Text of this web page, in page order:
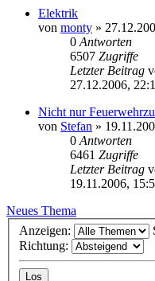
Elektrik
von monty »
0 Antworten
6507 Zugriffe
Letzter Beitrag
27.12.2006,
Nicht nur
von Stefan »
0 Antworten
6461 Zugriffe
Letzter Beitrag
19.11.2006,
Neues Thema
Anzeigen:
Richtung: